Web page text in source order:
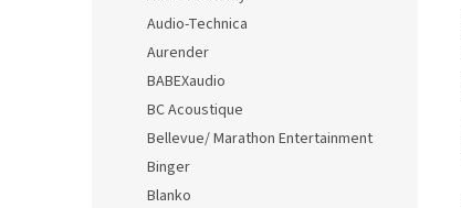
Audio-Technica
Aurender
BABEXaudio
BC Acoustique
Bellevue/ Marathon Entertainment
Binger
Blanko